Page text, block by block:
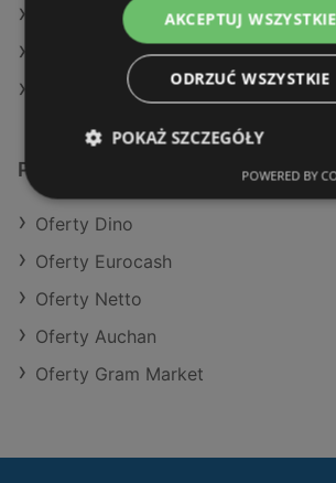
Aktualne gazetki Auchan
Aktualne gazetki SPAR
Sklepy Biedronka w Międzyzdroje
Podobne sklepy detaliczne
Oferty Dino
Oferty Eurocash
Oferty Netto
Oferty Auchan
Oferty Gram Market
AKCEPTUJ WSZYSTKIE
ODRZUĆ WSZYSTKIE
POKAŻ SZCZEGÓŁY
POWERED BY